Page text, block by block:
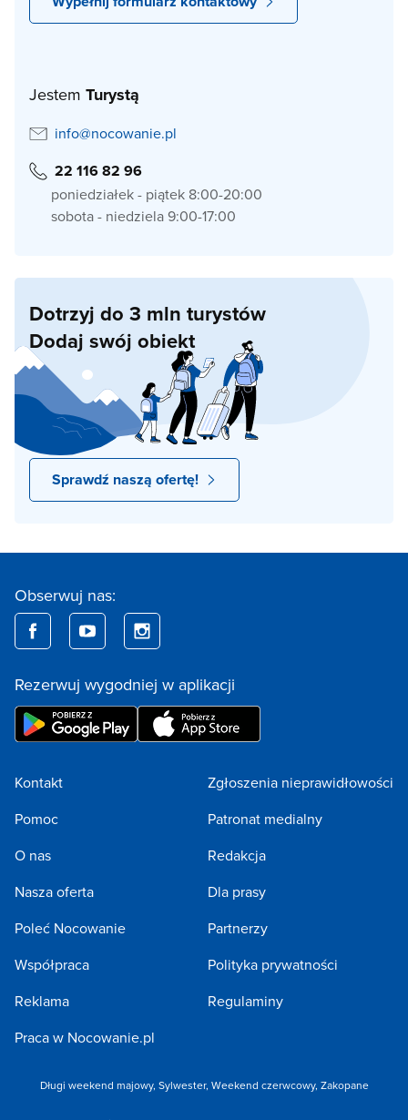
Jestem Turystą
info@nocowanie.pl
22 116 82 96
poniedziałek - piątek 8:00-20:00
sobota - niedziela 9:00-17:00
Dotrzyj do 3 mln turystów
Dodaj swój obiekt
Sprawdź naszą ofertę!
Obserwuj nas:
Rezerwuj wygodniej w aplikacji
Kontakt
Pomoc
O nas
Nasza oferta
Poleć Nocowanie
Współpraca
Reklama
Praca w Nocowanie.pl
Zgłoszenia nieprawidłowości
Patronat medialny
Redakcja
Dla prasy
Partnerzy
Polityka prywatności
Regulaminy
Długi weekend majowy, Sylwester, Weekend czerwcowy, Zakopane